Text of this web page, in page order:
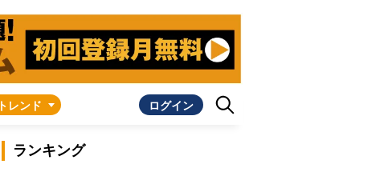
トレンド ログイン
ランキング